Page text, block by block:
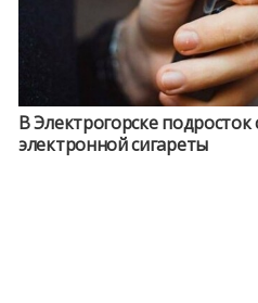
В Электрогорске подросток
электронной сигареты